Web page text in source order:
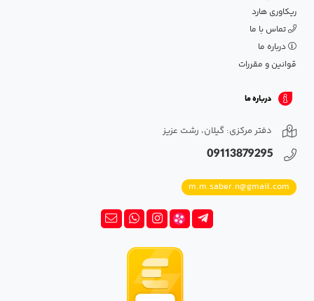
ریکاوری هارد
تماس با ما
درباره ما
قوانین و مقررات
درباره ما
دفتر مرکزی: گیلان، رشت عزیز
09113879295
m.m.saber.n@gmail.com